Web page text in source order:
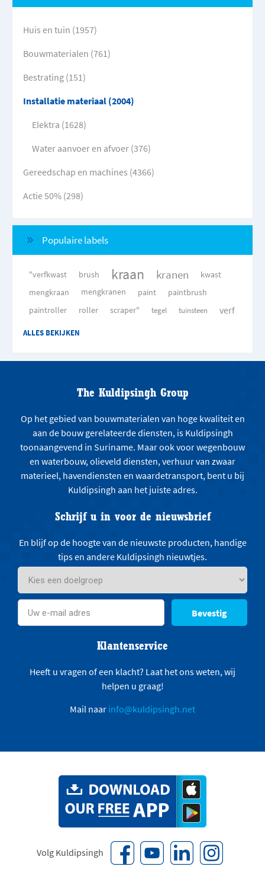
Huis en tuin (1957)
Bouwmaterialen (761)
Bestrating (151)
Installatie materiaal (2004)
Elektra (1628)
Water aanvoer en afvoer (376)
Gereedschap en machines (4366)
Actie 50% (298)
Populaire labels
"verfkwast brush kraan kranen
kwast
mengkraan
mengkranen paint
paintbrush
paintroller
roller scraper" tegel tuinsteen verf
ALLES BEKIJKEN
The Kuldipsingh Group
Op het gebied van bouwmaterialen van hoge kwaliteit en
aan de bouw gerelateerde diensten, is Kuldipsingh
toonaangevend in Suriname. Maar ook voor wegenbouw
en waterbouw, olieveld diensten, verhuur van zwaar
materieel, havendiensten en waardetransport, bent u bij
Kuldipsingh aan het juiste adres.
Schrijf u in voor de nieuwsbrief
En blijf op de hoogte van de nieuwste producten, handige
tips en andere Kuldipsingh nieuwtjes.
Bevestig
Klantenservice
Heeft u vragen of een klacht? Laat het ons weten, wij
helpen u graag!
Mail naar info@kuldipsingh.net
Volg Kuldipsingh